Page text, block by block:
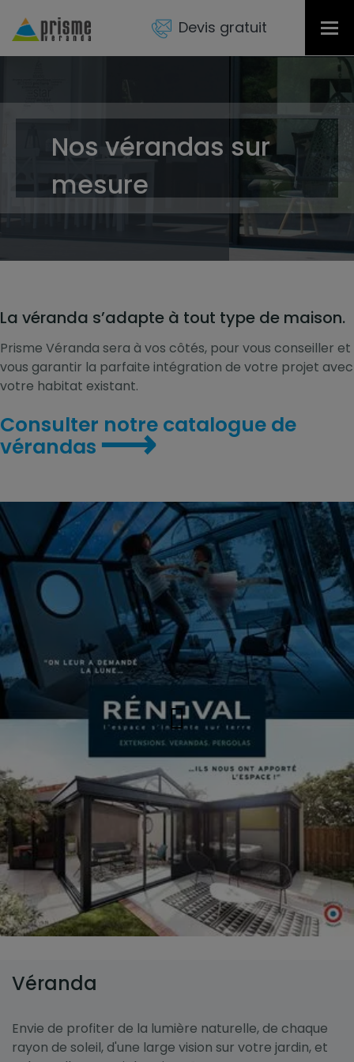
Devis gratuit
Nos vérandas sur
mesure
La véranda s’adapte à tout type de maison.
Prisme Véranda sera à vos côtés, pour vous conseiller et
vous garantir la parfaite intégration de votre projet avec
votre habitat existant.
Consulter notre catalogue de
vérandas ⟶
Véranda
Envie de profiter de la lumière naturelle, de chaque
rayon de soleil, d'une large vision sur votre jardin, et